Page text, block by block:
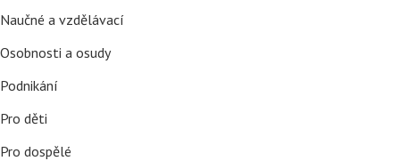
Naučné a vzdělávací
Osobnosti a osudy
Podnikání
Pro děti
Pro dospělé